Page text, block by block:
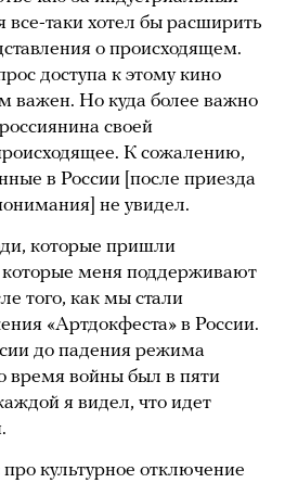
все-таки хотел бы расширить
о происходящем.
доступа к этому кино
важен. Но куда более важно
своей
К сожалению,
в России [после приезда
не увидел.
которые пришли
меня поддерживают
того, как мы стали
«Артдокфеста» в России.
до падения режима
время войны был в пяти
я видел, что идет
культурное отключение